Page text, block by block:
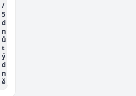
/
5
d
n
ů
t
ý
d
n
ě